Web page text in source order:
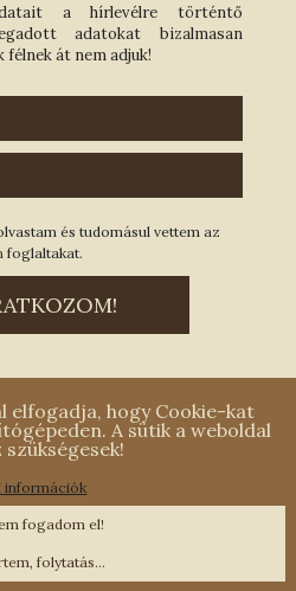
elfogadja, hogy Cookie-kat
A sütik a weboldal
információk
fogadom el!
folytatás...
a hírlevélre történtő
adatokat bizalmasan
félnek át nem adjuk!
és tudomásul vettem az
foglaltakat.
Adatvédelmi nyilatkozat
Impresszum
fenntartva - Copyright -
www.mconet.hu